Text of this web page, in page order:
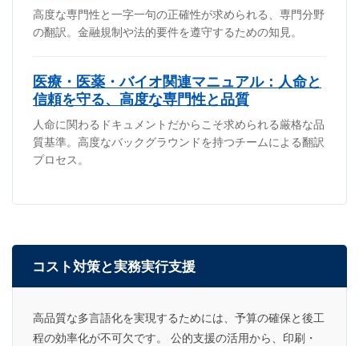
高度な専門性と一字一句の正確性が求められる、専門分野
の翻訳。金融規制や法的要件を遵守するための知見。
医療・医薬・バイオ関連マニュアル：人命と
信頼を守る、高度な専門性と品質
人命に関わるドキュメントだからこそ求められる厳格な品
質基準。高度なバックグラウンドを持つチームによる翻訳
プロセス。
コスト対策と実務実行支援
高品質な多言語化を実現するためには、予算の確保と後工
程の効率化が不可欠です。 公的支援の活用から、印刷・